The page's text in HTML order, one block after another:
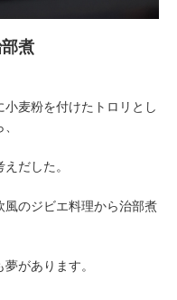
煮
麦粉を付けたトロリとし
だした。
のジビエ料理から治部煮
があります。